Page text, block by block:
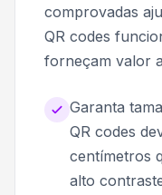
comprovadas
QR codes
forneçam valor
Garanta
QR codes
centímetros
alto